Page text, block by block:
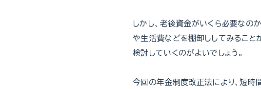
しかし、老後資金がいくら必要なの
や生活費などを棚卸ししてみること
検討していくのがよいでしょう。
今回の年金制度改正法により、短時